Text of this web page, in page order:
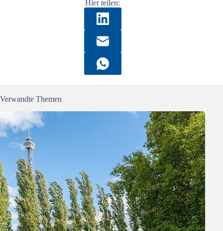
Hier teilen:
Verwandte Themen